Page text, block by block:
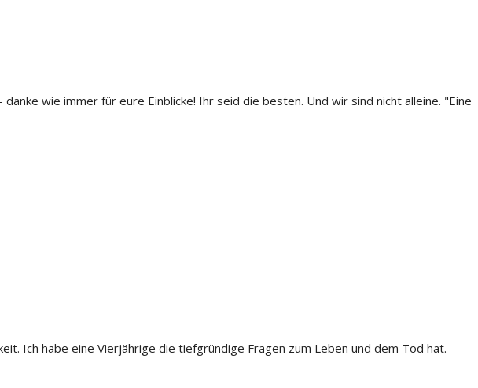
wie immer für eure Einblicke! Ihr seid die besten. Und wir sind nicht alleine. "Eine
Ich habe eine Vierjährige die tiefgründige Fragen zum Leben und dem Tod hat.